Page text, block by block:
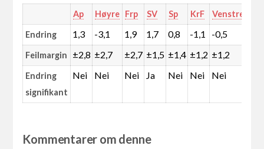
Ap Høyre Frp SV Sp KrF Venstre
Endring 1,3 -3,1 1,9 1,7 0,8 -1,1 -0,5
Feilmargin ±2,8 ±2,7 ±2,7 ±1,5 ±1,4 ±1,2 ±1,2
Endring
signifikant
Nei Nei Nei Ja Nei Nei Nei
Kommentarer om denne